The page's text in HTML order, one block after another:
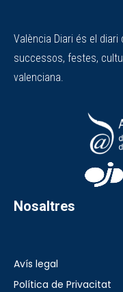
València Diari és el
successos, festes,
valenciana.
Nosaltres
Avís legal
Política de Privacitat